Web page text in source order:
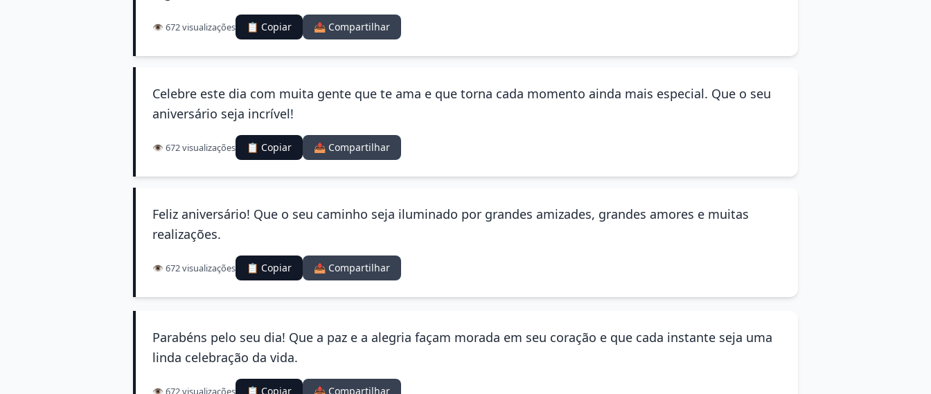
👁️ 672 visualizações 📋 Copiar 📤 Compartilhar
Celebre este dia com muita gente que te ama e que torna cada momento ainda mais especial. Que o seu
aniversário seja incrível!
👁️ 672 visualizações 📋 Copiar 📤 Compartilhar
Feliz aniversário! Que o seu caminho seja iluminado por grandes amizades, grandes amores e muitas
realizações.
👁️ 672 visualizações 📋 Copiar 📤 Compartilhar
Parabéns pelo seu dia! Que a paz e a alegria façam morada em seu coração e que cada instante seja uma
linda celebração da vida.
👁️ 672 visualizações 📋 Copiar 📤 Compartilhar